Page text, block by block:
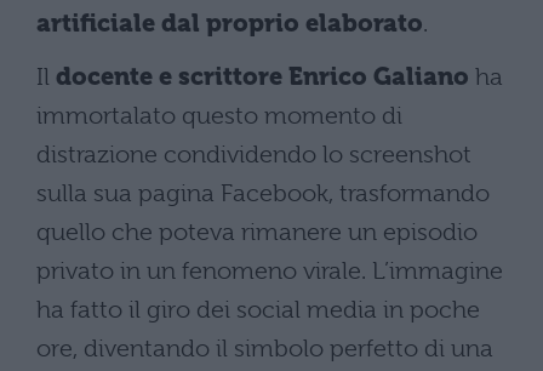
artificiale dal proprio elaborato.
Il docente e scrittore Enrico Galiano ha
immortalato questo momento di
distrazione condividendo lo screenshot
sulla sua pagina Facebook, trasformando
quello che poteva rimanere un episodio
privato in un fenomeno virale. L’immagine
ha fatto il giro dei social media in poche
ore, diventando il simbolo perfetto di una